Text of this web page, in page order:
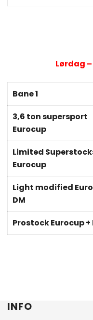
Lørdag –
Bane 1
3,6 ton supersport
Eurocup
Limited
Eurocup
Light modified
DM
Prostock Eurocup +
INFO